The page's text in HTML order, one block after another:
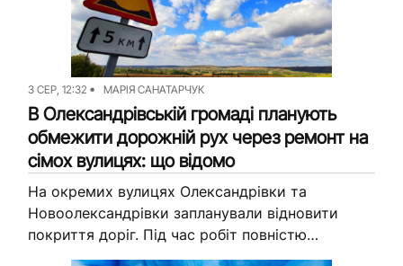
3 СЕР, 12:32 МАРІЯ САНАТАРЧУК
В Олександрівській громаді планують
обмежити дорожній рух через ремонт на
сімох вулицях: що відомо
На окремих вулицях Олександрівки та
Новоолександрівки запланували відновити
покриття доріг. Під час робіт повністю
перекривати проїзд не планують, але можуть